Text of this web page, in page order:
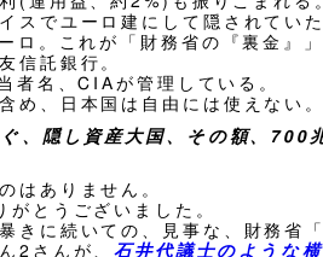
スでユーロ建にして隠されてい
ロ。これが「財務省の『裏金』」
信託銀行。
名、CIAが管理している。
め、日本国は自由には使えない
、隠し資産大国、その額、700
はありません。
がとうございました。
きに続いての、見事な、財務省
2さんが、石井代議士のような